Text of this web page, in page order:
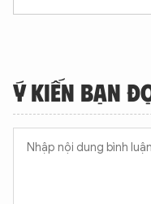
Ý KIẾN BẠN